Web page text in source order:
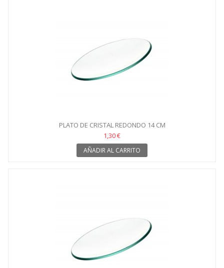
PLATO DE CRISTAL REDONDO 14 CM
1,30 €
AÑADIR AL CARRITO